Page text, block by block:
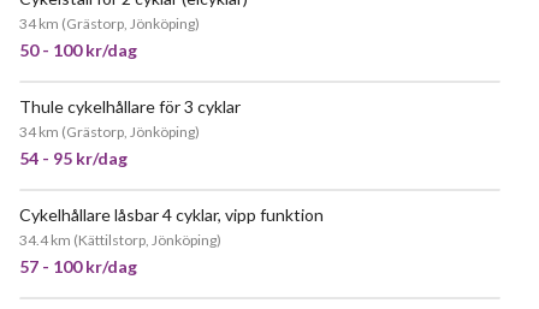
34 km (Grästorp, Jönköping)
50 - 100 kr/dag
Thule cykelhållare för 3 cyklar
34 km (Grästorp, Jönköping)
54 - 95 kr/dag
Cykelhållare låsbar 4 cyklar, vipp funktion
34.4 km (Kättilstorp, Jönköping)
57 - 100 kr/dag